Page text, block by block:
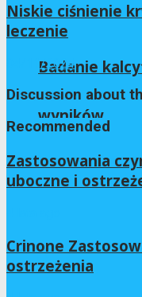
Badanie
wyników
Niskie ciśnienie
leczenie
04/11/2024
Discussion about
Recommended
Zastosowania
uboczne i
Crinone
ostrzeżenia